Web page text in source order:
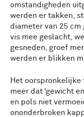
omstandigheden
werden er takken,
diameter van 25
vis mee geslacht,
gesneden, groef
werden er blikken
Het
meer dat ‘gewicht
en pols niet
ononderbroken